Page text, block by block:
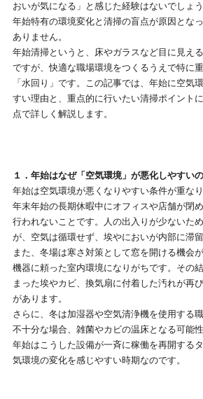
おいが気になる」と感じた経験はないでしょ
年始特有の環境変化と清掃の盲点が原因とな
ありません。
年始清掃というと、床やガラスなど目に見え
ですが、快適な職場環境をつくるうえで特に
「水回り」です。この記事では、年始に空気
すい理由と、重点的に行いたい清掃ポイント
点で詳しく解説します。
１．年始はなぜ「空気環境」が悪化しやすい
年始は空気環境が悪くなりやすい条件が重な
年末年始の長期休暇中にオフィスや店舗が閉
行われないことです。人の出入りが少ないた
が、空気は循環せず、埃やにおいが内部に滞
また、冬場は寒さ対策として窓を開ける機会
機器に頼った室内環境になりがちです。その
まった埃やカビ、換気扇に付着した汚れが再
があります。
さらに、冬は加湿器や空気清浄機を使用する
不十分な場合、雑菌やカビの温床となる可能
年始はこうした設備が一斉に稼働を再開する
気環境の変化を感じやすい時期なのです。